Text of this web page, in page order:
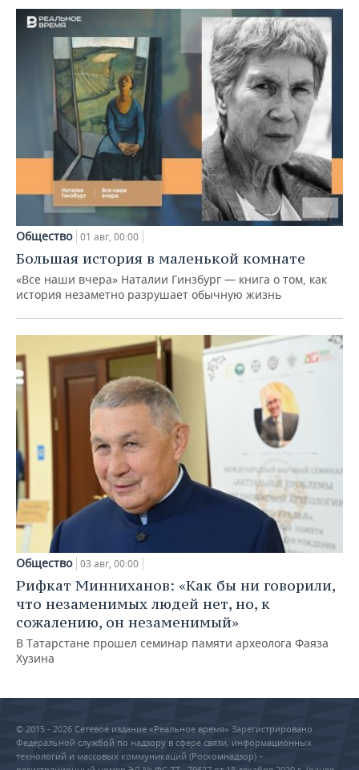
Общество 01 авг, 00:00
Большая история в маленькой комнате
«Все наши вчера» Наталии Гинзбург — книга о том, как
история незаметно разрушает обычную жизнь
Общество 03 авг, 00:00
Рифкат Минниханов: «Как бы ни говорили,
что незаменимых людей нет, но, к
сожалению, он незаменимый»
В Татарстане прошел семинар памяти археолога Фаяза
Хузина
© 2015 - 2026 Сетевое издание «Реальное время» Зарегистрировано
Федеральной службой по надзору в сфере связи, информационных
технологий и массовых коммуникаций (Роскомнадзор) –